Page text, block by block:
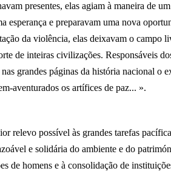
presentes, elas agiam à maneira de
e preparavam uma nova
da violência, elas deixavam o campo
de inteiras civilizações. Responsáveis
grandes páginas da história nacional o
aventurados os artífices de paz... ».
relevo possível às grandes tarefas
e solidária do ambiente e do
de homens e à consolidação de